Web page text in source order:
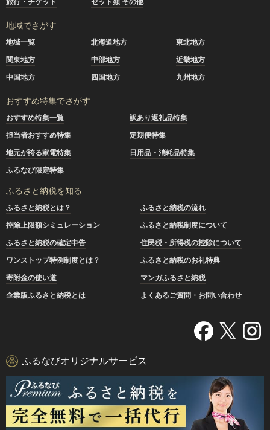
地域でさがす
地域一覧 北海道地方
東北地方
関東地方
中部地方
近畿地方
中国地方
四国地方 九州地方
おすすめ特集でさがす
おすすめ特集一覧
訳あり返礼品特集
担当者おすすめ特集
定期便特集
地元が誇る家電特集
日用品・消耗品特集
ふるなび限定特集
ふるさと納税を知る
ふるさと納税とは？
ふるさと納税の流れ
控除上限額シミュレーション
ふるさと納税制度について
ふるさと納税の確定申告
住民税・所得税の控除について
ワンストップ特例制度とは？
ふるさと納税のお礼特典
寄附金の使い道
マンガふるさと納税
企業版ふるさと納税とは
よくあるご質問・お問い合わせ
ふるなびオリジナルサービス